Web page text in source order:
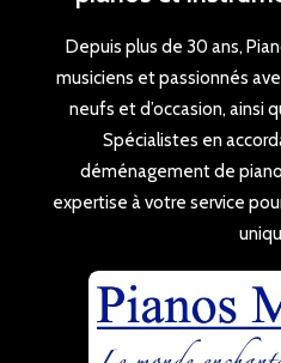
Depuis plus de 30 ans,
musiciens et passionnés
neufs et d’occasion, ainsi
Spécialistes en
déménagement de
expertise à votre service